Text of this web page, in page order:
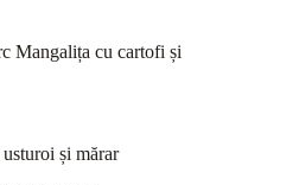
Mangalița cu cartofi și
și mărar